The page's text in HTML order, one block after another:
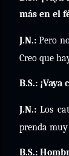
más en el
J.N.: Pero
Creo que
B.S.:
J.N.: Los
prenda muy
B.S.: